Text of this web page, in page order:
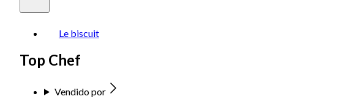
Le biscuit
Top Chef
Vendido por